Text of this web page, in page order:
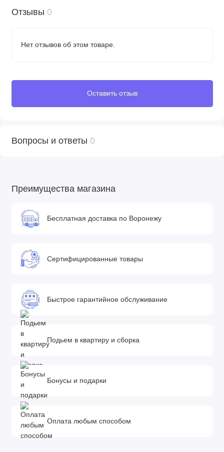
Вес шасси: 10 кг
Отзывы 0
Нет отзывов об этом товаре.
Оставить отзыв
Вопросы и ответы 0
Преимущества магазина
Бесплатная доставка по Воронежу
Сертифицированные товары
Быстрое гарантийное обслуживание
Подьем в квартиру и сборка
Бонусы и подарки
Оплата любым способом